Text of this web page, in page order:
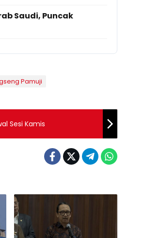
Saudi, Puncak
Pamuji
Sesi Kamis